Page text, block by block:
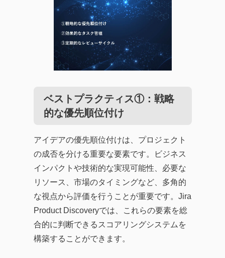
ベストプラクティス①：戦略
的な優先順位付け
アイデアの優先順位付けは、プロジェクト
の成否を分ける重要な要素です。ビジネス
インパクトや技術的な実現可能性、必要な
リソース、市場のタイミングなど、多角的
な視点から評価を行うことが重要です。Jira
Product Discoveryでは、これらの要素を総
合的に判断できるスコアリングシステムを
構築することができます。